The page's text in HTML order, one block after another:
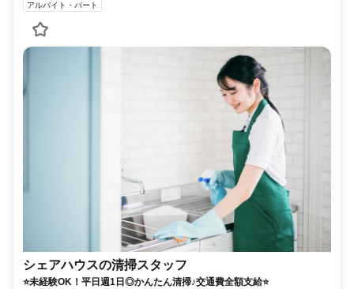
アルバイト・パート
シェアハウスの清掃スタッフ
⭐未経験OK！平日週1日◎かんたん清掃♪交通費全額支給⭐